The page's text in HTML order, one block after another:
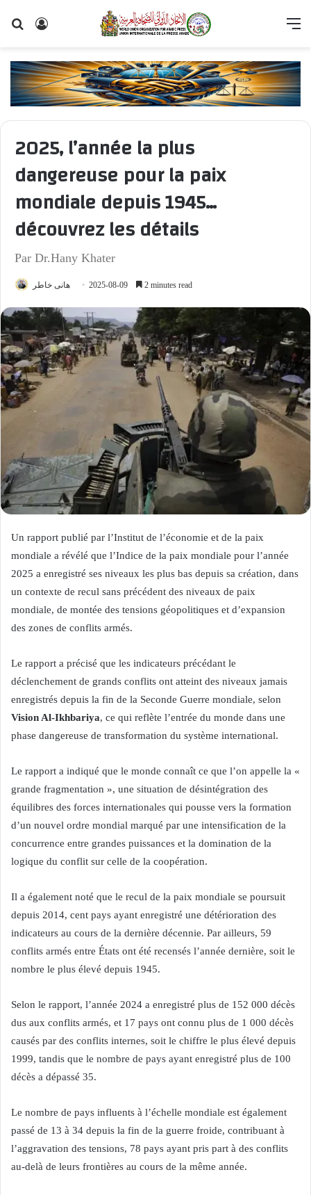
Search
2025, l’année la plus
dangereuse pour la paix
mondiale depuis 1945…
découvrez les détails
Par Dr.Hany Khater
هانى خاطر 2025-08-09 2 minutes read
Un rapport publié par l’Institut de l’économie et de la paix
mondiale a révélé que l’Indice de la paix mondiale pour l’année
2025 a enregistré ses niveaux les plus bas depuis sa création, dans
un contexte de recul sans précédent des niveaux de paix
mondiale, de montée des tensions géopolitiques et d’expansion
des zones de conflits armés.
Le rapport a précisé que les indicateurs précédant le
déclenchement de grands conflits ont atteint des niveaux jamais
enregistrés depuis la fin de la Seconde Guerre mondiale, selon
Vision Al-Ikhbariya, ce qui reflète l’entrée du monde dans une
phase dangereuse de transformation du système international.
Le rapport a indiqué que le monde connaît ce que l’on appelle la «
grande fragmentation », une situation de désintégration des
équilibres des forces internationales qui pousse vers la formation
d’un nouvel ordre mondial marqué par une intensification de la
concurrence entre grandes puissances et la domination de la
logique du conflit sur celle de la coopération.
Il a également noté que le recul de la paix mondiale se poursuit
depuis 2014, cent pays ayant enregistré une détérioration des
indicateurs au cours de la dernière décennie. Par ailleurs, 59
conflits armés entre États ont été recensés l’année dernière, soit le
nombre le plus élevé depuis 1945.
Selon le rapport, l’année 2024 a enregistré plus de 152 000 décès
dus aux conflits armés, et 17 pays ont connu plus de 1 000 décès
causés par des conflits internes, soit le chiffre le plus élevé depuis
1999, tandis que le nombre de pays ayant enregistré plus de 100
décès a dépassé 35.
Le nombre de pays influents à l’échelle mondiale est également
passé de 13 à 34 depuis la fin de la guerre froide, contribuant à
l’aggravation des tensions, 78 pays ayant pris part à des conflits
au-delà de leurs frontières au cours de la même année.